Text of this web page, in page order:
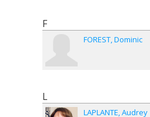
F
FOREST Dominic
L
LAPLANTE Audrey